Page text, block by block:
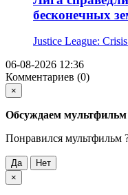
бесконечных
Justice League:
06-08-2026 12:36
Комментариев (0)
×
Обсуждаем мультфильм
Понравился мультфильм
Да
Нет
×